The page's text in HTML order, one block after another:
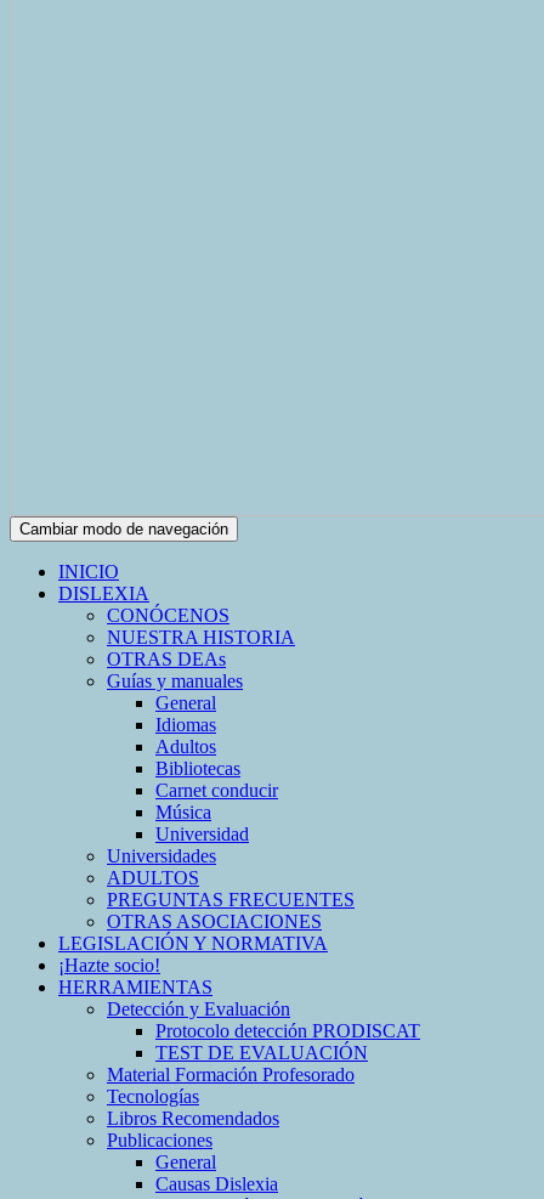
Cambiar modo de navegación
INICIO
DISLEXIA
CONÓCENOS
NUESTRA HISTORIA
OTRAS DEAs
Guías y manuales
General
Idiomas
Adultos
Bibliotecas
Carnet conducir
Música
Universidad
Universidades
ADULTOS
PREGUNTAS FRECUENTES
OTRAS ASOCIACIONES
LEGISLACIÓN Y NORMATIVA
¡Hazte socio!
HERRAMIENTAS
Detección y Evaluación
Protocolo detección PRODISCAT
TEST DE EVALUACIÓN
Material Formación Profesorado
Tecnologías
Libros Recomendados
Publicaciones
General
Causas Dislexia